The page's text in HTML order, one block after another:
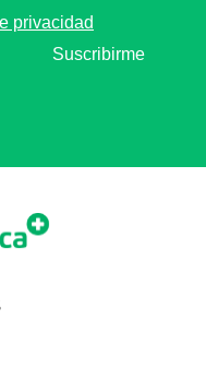
privacidad
Suscribirme
médicas